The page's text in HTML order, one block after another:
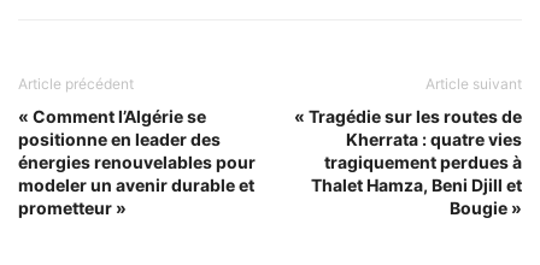
Article précédent
« Comment l’Algérie se
positionne en leader des
énergies renouvelables pour
modeler un avenir durable et
prometteur »
Article suivant
« Tragédie sur les routes de
Kherrata : quatre vies
tragiquement perdues à
Thalet Hamza, Beni Djill et
Bougie »